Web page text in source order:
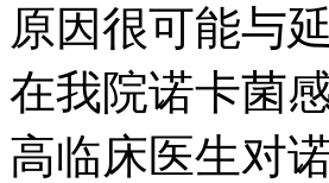
原因很可能与
在我院诺卡菌
高临床医生对